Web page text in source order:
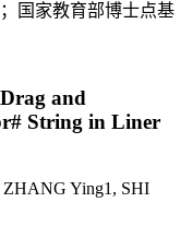
国家教育部博士点基
and
String in Liner
ZHANG Ying1, SHI